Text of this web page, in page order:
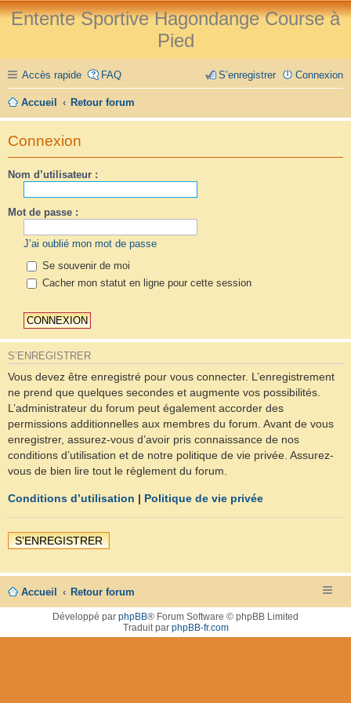
Entente Sportive Hagondange Course à
Pied
Accès rapide FAQ Connexion
S’enregistrer
Accueil Retour forum
Connexion
Nom d’utilisateur :
Mot de passe :
J’ai oublié mon mot de passe
Se souvenir de moi
Cacher mon statut en ligne pour cette session
S’ENREGISTRER
Vous devez être enregistré pour vous connecter. L’enregistrement
ne prend que quelques secondes et augmente vos possibilités.
L’administrateur du forum peut également accorder des
permissions additionnelles aux membres du forum. Avant de vous
enregistrer, assurez-vous d’avoir pris connaissance de nos
conditions d’utilisation et de notre politique de vie privée. Assurez-
vous de bien lire tout le règlement du forum.
Conditions d’utilisation | Politique de vie privée
S’ENREGISTRER
Accueil Retour forum
Développé par phpBB® Forum Software © phpBB Limited
Traduit par phpBB-fr.com